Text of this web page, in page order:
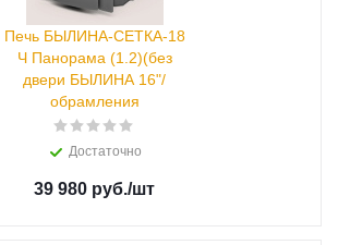
Печь БЫЛИНА-СЕТКА-18
Ч Панорама (1.2)(без
двери БЫЛИНА 16"/
обрамления
Достаточно
39 980 руб./шт